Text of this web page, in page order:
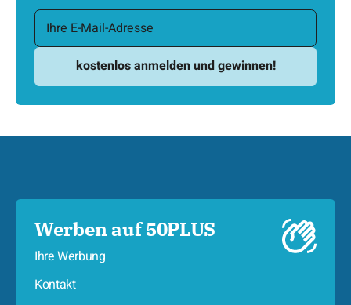
Werben auf 50PLUS
Ihre Werbung
Kontakt